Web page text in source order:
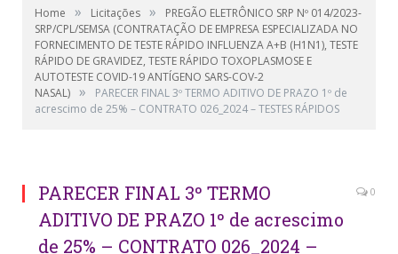
Home » Licitações »
PREGÃO ELETRÔNICO SRP Nº 014/2023-
SRP/CPL/SEMSA (CONTRATAÇÃO DE EMPRESA ESPECIALIZADA NO
FORNECIMENTO DE TESTE RÁPIDO INFLUENZA A+B (H1N1), TESTE
RÁPIDO DE GRAVIDEZ, TESTE RÁPIDO TOXOPLASMOSE E
AUTOTESTE COVID-19 ANTÍGENO SARS-COV-2
NASAL) »
PARECER FINAL 3º TERMO ADITIVO DE PRAZO 1º de
acrescimo de 25% – CONTRATO 026_2024 – TESTES RÁPIDOS
PARECER FINAL 3º TERMO
ADITIVO DE PRAZO 1º de acrescimo
de 25% – CONTRATO 026_2024 –
0